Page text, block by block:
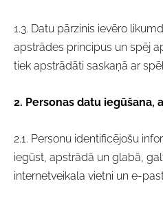
1.3. Datu pārzinis ievēro
apstrādes principus un spēj
tiek apstrādāti saskaņā ar
2. Personas datu iegūšana,
2.1. Personu identificējošu
iegūst, apstrādā un glabā,
internetveikala vietni un e-